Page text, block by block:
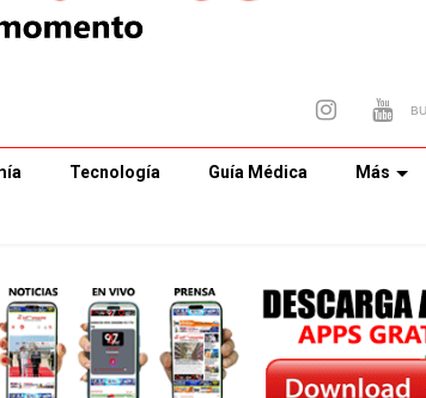
Tecnología Guía Médica Más